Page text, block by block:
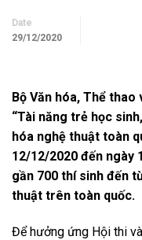
Date
29/12/2020
Bộ Văn hóa, Thể
“Tài năng trẻ học
hóa nghệ thuật toàn
12/12/2020 đến ngày
gần 700 thí sinh đến
thuật trên toàn quốc.
Để hưởng ứng Hội thi